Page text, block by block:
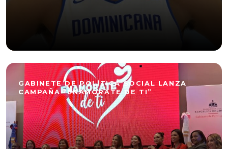
GABINETE DE POLÍTICA SOCIAL LANZA
CAMPAÑA “ENAMÓRATE DE TI”